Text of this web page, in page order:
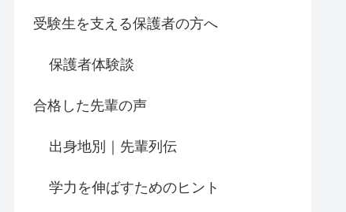
受験生を支える保護者の方へ
保護者体験談
合格した先輩の声
出身地別｜先輩列伝
学力を伸ばすためのヒント